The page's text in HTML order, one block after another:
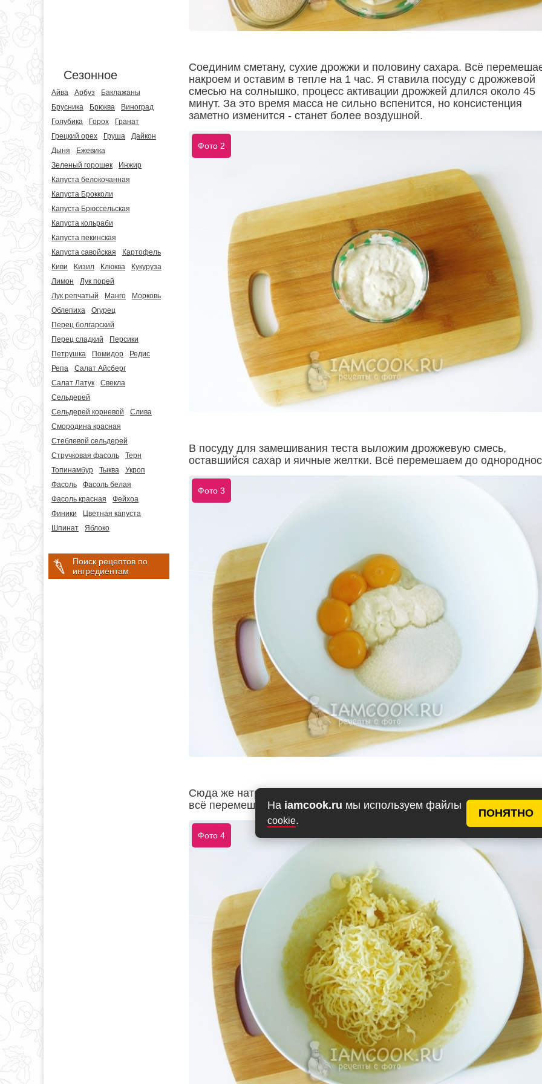
На iamcook.ru мы используем файлы
cookie.
ПОНЯТНО
Сезонное
Айва Арбуз
Баклажаны
Брусника
Брюква
Виноград
Голубика
Горох
Гранат
Грецкий орех
Груша
Дайкон
Дыня
Ежевика
Зеленый горошек
Инжир
Капуста белокочанная
Капуста Брокколи
Капуста Брюссельская
Капуста кольраби
Капуста пекинская
Капуста савойская
Картофель
Киви
Кизил Клюква
Кукуруза
Лимон
Лук порей
Лук репчатый
Манго
Морковь
Облепиха
Огурец
Перец болгарский
Перец сладкий
Персики
Петрушка
Помидор
Редис
Репа
Салат Айсберг
Салат Латук
Свекла
Сельдерей
Сельдерей корневой
Слива
Смородина красная
Стеблевой сельдерей
Стручковая фасоль
Терн
Топинамбур
Тыква
Укроп
Фасоль
Фасоль белая
Фасоль красная
Фейхоа
Финики
Цветная капуста
Шпинат
Яблоко
Поиск рецептов по
ингредиентам
Соединим сметану, сухие дрожжи и половину сахара. Всё
накроем и оставим в тепле на 1 час. Я ставила посуду с дрожжевой
смесью на солнышко, процесс активации дрожжей длился около 45
минут. За это время масса не сильно вспенится, но консистенция
заметно изменится - станет более воздушной.
Фото 2
В посуду для замешивания теста выложим дрожжевую смесь,
оставшийся сахар и яичные желтки. Всё перемешаем до
Фото 3
Сюда же натрём на тёрке подмороженное сливочное масло и ещё
всё перемешаем.
Фото 4